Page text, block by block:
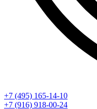
+7 (495) 165-14-10
+7 (916) 918-00-24